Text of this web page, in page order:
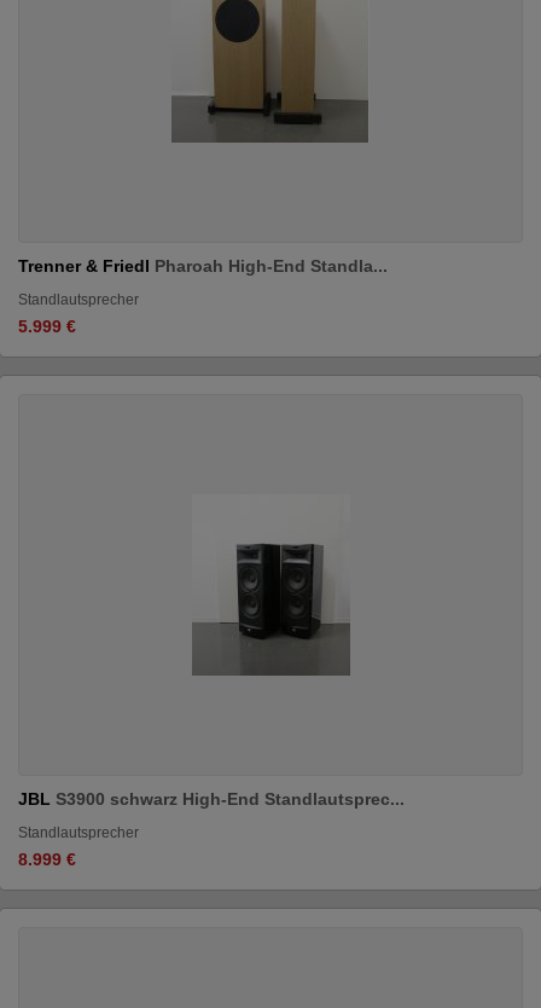
Trenner & Friedl Pharoah High-End Standla...
Standlautsprecher
5.999 €
JBL S3900 schwarz High-End Standlautsprec...
Standlautsprecher
8.999 €